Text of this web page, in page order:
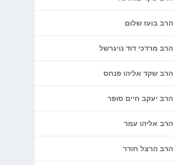
הרב בועז שלום
הרב מרדכי דוד נויגרשל
הרב שקד אליהו פנחס
הרב יעקב חיים סופר
הרב אליהו עמר
הרב הרצל חודר